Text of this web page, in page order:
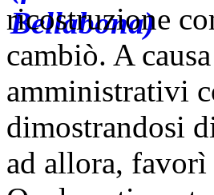
ricostruzione
cambiò. A
amministrativi
dimostrandosi
ad allora,